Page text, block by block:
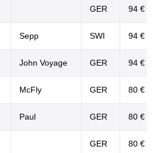
GER 94 €
Sepp SWI 94 €
John Voyage GER 94 €
McFly GER 80 €
Paul GER 80 €
GER 80 €